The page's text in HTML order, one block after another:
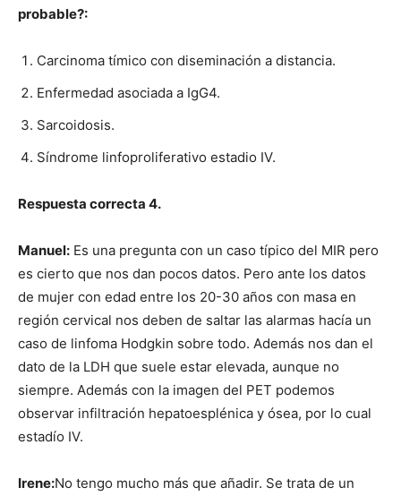
probable?:
Carcinoma tímico con diseminación a distancia.
Enfermedad asociada a IgG4.
Sarcoidosis.
Síndrome linfoproliferativo estadio IV.
Respuesta correcta 4.
Manuel: Es una pregunta con un caso típico del MIR pero
es cierto que nos dan pocos datos. Pero ante los datos
de mujer con edad entre los 20-30 años con masa en
región cervical nos deben de saltar las alarmas hacía un
caso de linfoma Hodgkin sobre todo. Además nos dan el
dato de la LDH que suele estar elevada, aunque no
siempre. Además con la imagen del PET podemos
observar infiltración hepatoesplénica y ósea, por lo cual
estadío IV.
Irene:No tengo mucho más que añadir. Se trata de un